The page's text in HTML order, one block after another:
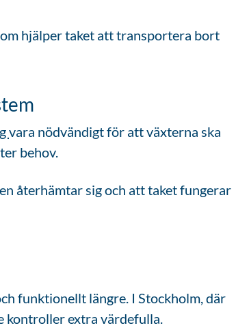
hjälper taket att transportera bort
vara nödvändigt för att växterna ska
behov.
återhämtar sig och att taket fungerar
funktionellt längre. I Stockholm, där
kontroller extra värdefulla.